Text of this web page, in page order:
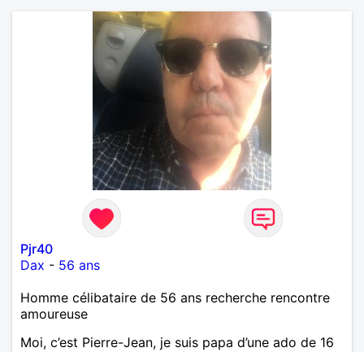
apprécies les conversations sincères, les fous rires
et les personnes qui savent ce qu'elles veulent,
n'hésite pas à venir discuter. Au plaisir de faire
connaissance !
Pjr40
Dax - 56 ans
Homme célibataire de 56 ans recherche rencontre
amoureuse
Moi, c’est Pierre-Jean, je suis papa d’une ado de 16